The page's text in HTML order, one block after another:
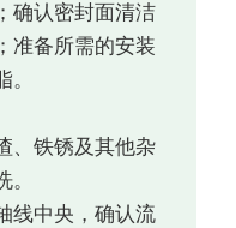
确认密封面清洁
准备所需的安装
、铁锈及其他杂
线中央，确认流